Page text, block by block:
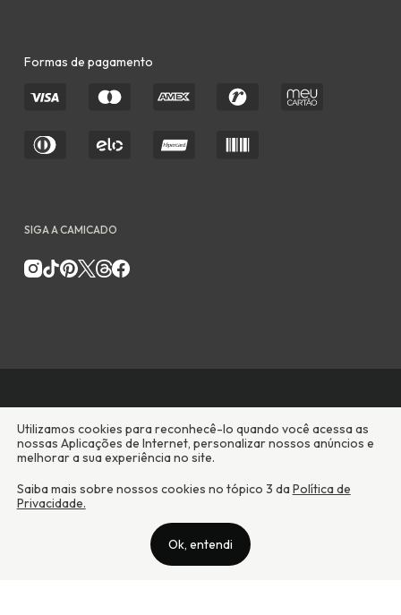
Camicado - Maxmix Comercial Ltda - CNPJ: 03.002.339/0001-15 /
Rua Tutóia, 938 - Vila Mariana - CEP: 04007-005 - São Paulo / SP
Camicado © Todos os direitos reservados